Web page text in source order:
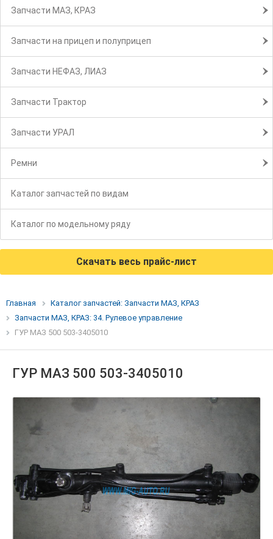
Запчасти МАЗ, КРАЗ
Запчасти на прицеп и полуприцеп
Запчасти НЕФАЗ, ЛИАЗ
Запчасти Трактор
Запчасти УРАЛ
Ремни
Каталог запчастей по видам
Каталог по модельному ряду
Скачать весь прайс-лист
Главная
Каталог запчастей: Запчасти МАЗ, КРАЗ
Запчасти МАЗ, КРАЗ: 34. Рулевое управление
ГУР МАЗ 500 503-3405010
ГУР МАЗ 500 503-3405010